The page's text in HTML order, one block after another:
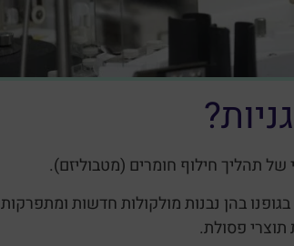
של תהליך חילוף חומרים (מטבוליזם).
בהן נבנות מולקולות חדשות ומתפרקות
פסולת.